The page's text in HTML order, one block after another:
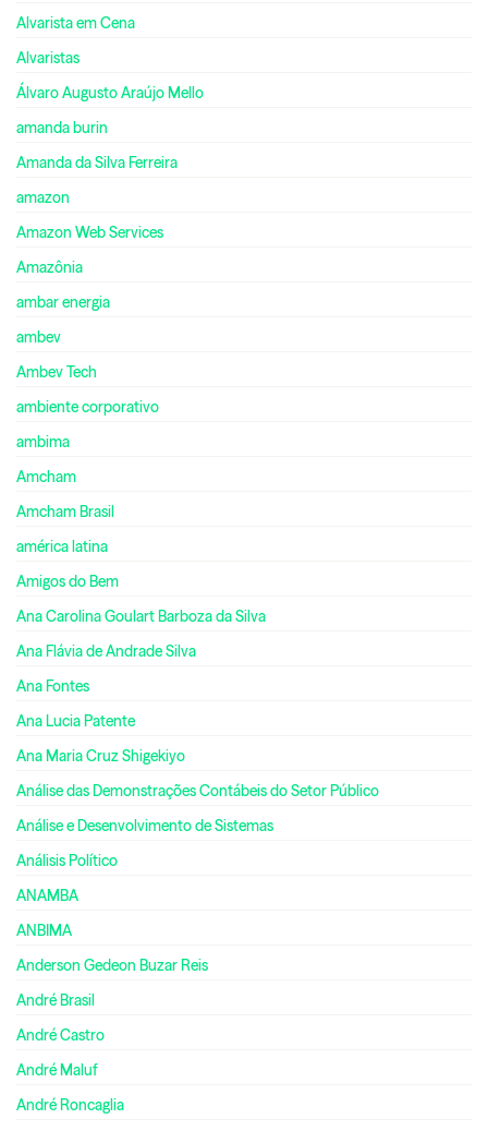
Alvarista em Cena
Alvaristas
Álvaro Augusto Araújo Mello
amanda burin
Amanda da Silva Ferreira
amazon
Amazon Web Services
Amazônia
ambar energia
ambev
Ambev Tech
ambiente corporativo
ambima
Amcham
Amcham Brasil
américa latina
Amigos do Bem
Ana Carolina Goulart Barboza da Silva
Ana Flávia de Andrade Silva
Ana Fontes
Ana Lucia Patente
Ana Maria Cruz Shigekiyo
Análise das Demonstrações Contábeis do Setor Público
Análise e Desenvolvimento de Sistemas
Análisis Político
ANAMBA
ANBIMA
Anderson Gedeon Buzar Reis
André Brasil
André Castro
André Maluf
André Roncaglia